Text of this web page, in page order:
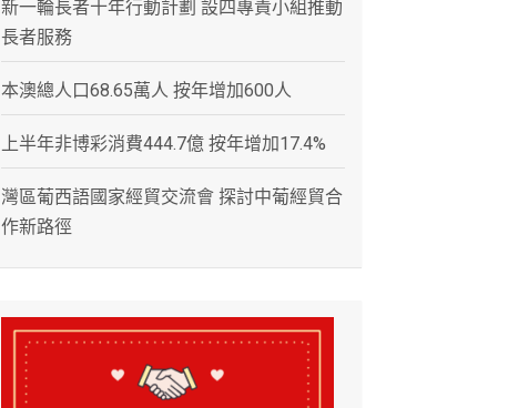
新一輪長者十年行動計劃 設四專責小組推動
長者服務
本澳總人口68.65萬人 按年增加600人
上半年非博彩消費444.7億 按年增加17.4%
灣區葡西語國家經貿交流會 探討中葡經貿合
作新路徑